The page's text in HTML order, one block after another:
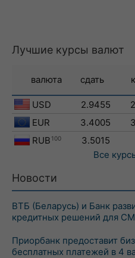
Лучшие курсы валют
валюта сдать
USD 2.9455
EUR
3.4005
RUB 100 3.5015
Все
Новости
ВТБ (Беларусь) и Банк
кредитных решений для
Приорбанк предоставит
бесплатных платежей в 4